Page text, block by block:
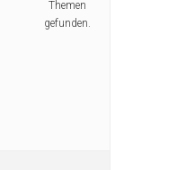
Themen
gefunden.